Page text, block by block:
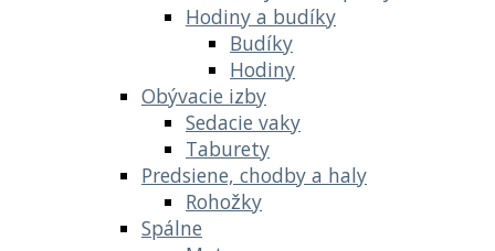
Hodiny a budíky
Budíky
Hodiny
Obývacie izby
Sedacie vaky
Taburety
Predsiene, chodby a haly
Rohožky
Spálne